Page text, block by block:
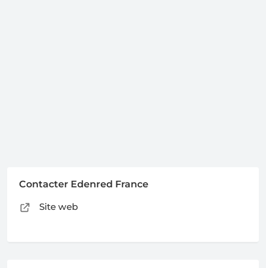
Contacter Edenred France
Site web